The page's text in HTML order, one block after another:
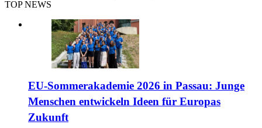
nach:
TOP NEWS
EU-Sommerakademie 2026 in Passau: Junge
Menschen entwickeln Ideen für Europas
Zukunft